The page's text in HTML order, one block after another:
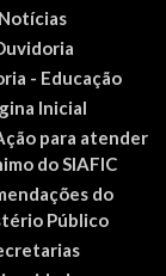
Notícias
- Educação
Inicial
para atender
do SIAFIC
do
Público